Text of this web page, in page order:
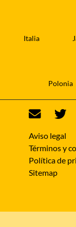
Italia
Polonia
Aviso legal
Términos y
Política de
Sitemap